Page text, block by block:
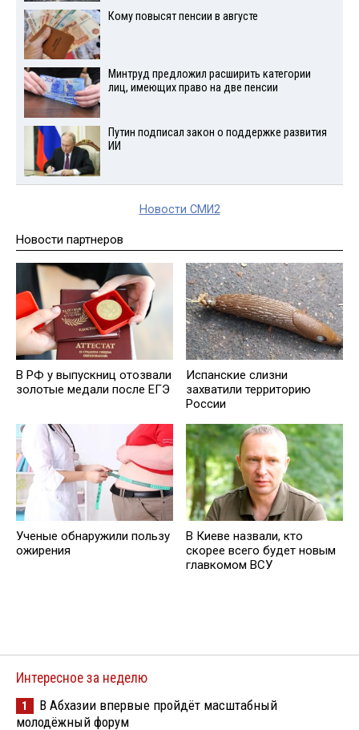
Кому повысят пенсии в августе
Минтруд предложил расширить категории
лиц, имеющих право на две пенсии
Путин подписал закон о поддержке развития
ИИ
Новости СМИ2
Новости партнеров
В РФ у выпускниц отозвали
золотые медали после ЕГЭ
Испанские слизни
захватили территорию
России
Ученые обнаружили пользу
ожирения
В Киеве назвали, кто
скорее всего будет новым
главкомом ВСУ
Интересное за неделю
1
В Абхазии впервые пройдёт масштабный
молодёжный форум